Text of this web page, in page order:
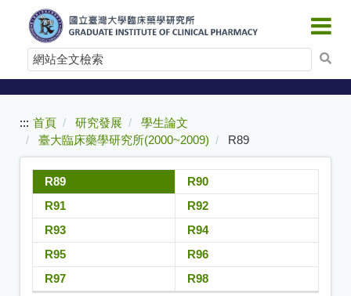
要
容
::: 首頁 研究發展
學生論文
臺大臨床藥學研究所(2000~2009)
R89
R89
R90
R91
R92
R93
R94
R95
R96
R97
R98